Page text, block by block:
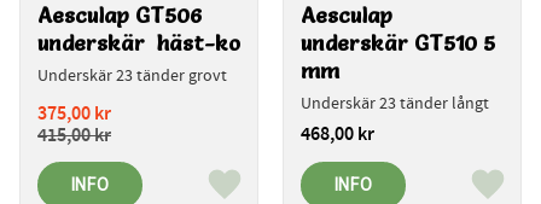
Aesculap GT506
underskär  häst-ko
Underskär 23 tänder grovt
375,00kr
415,00kr
Lägg till i favoriter
INFO
Aesculap
underskär GT510 5
mm
Underskär 23 tänder långt
468,00kr
Lägg
INFO